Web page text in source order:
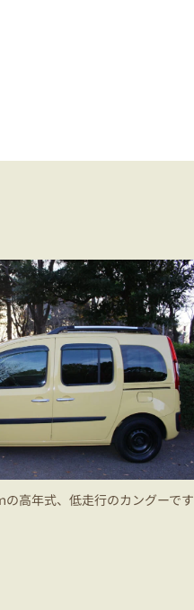
高年式、低走行のカングーです